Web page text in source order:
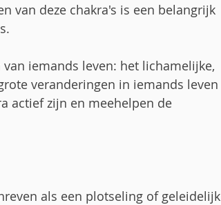
van deze chakra's is een belangrijk
iemands leven: het lichamelijke,
veranderingen in iemands leven
actief zijn en meehelpen de
als een plotseling of geleidelijk